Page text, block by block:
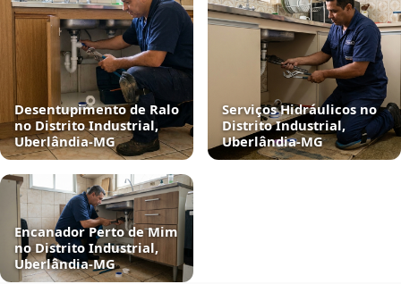
Desentupimento de Ralo
no Distrito Industrial,
Uberlândia‑MG
Serviços Hidráulicos no
Distrito Industrial,
Uberlândia‑MG
Encanador Perto de Mim
no Distrito Industrial,
Uberlândia‑MG